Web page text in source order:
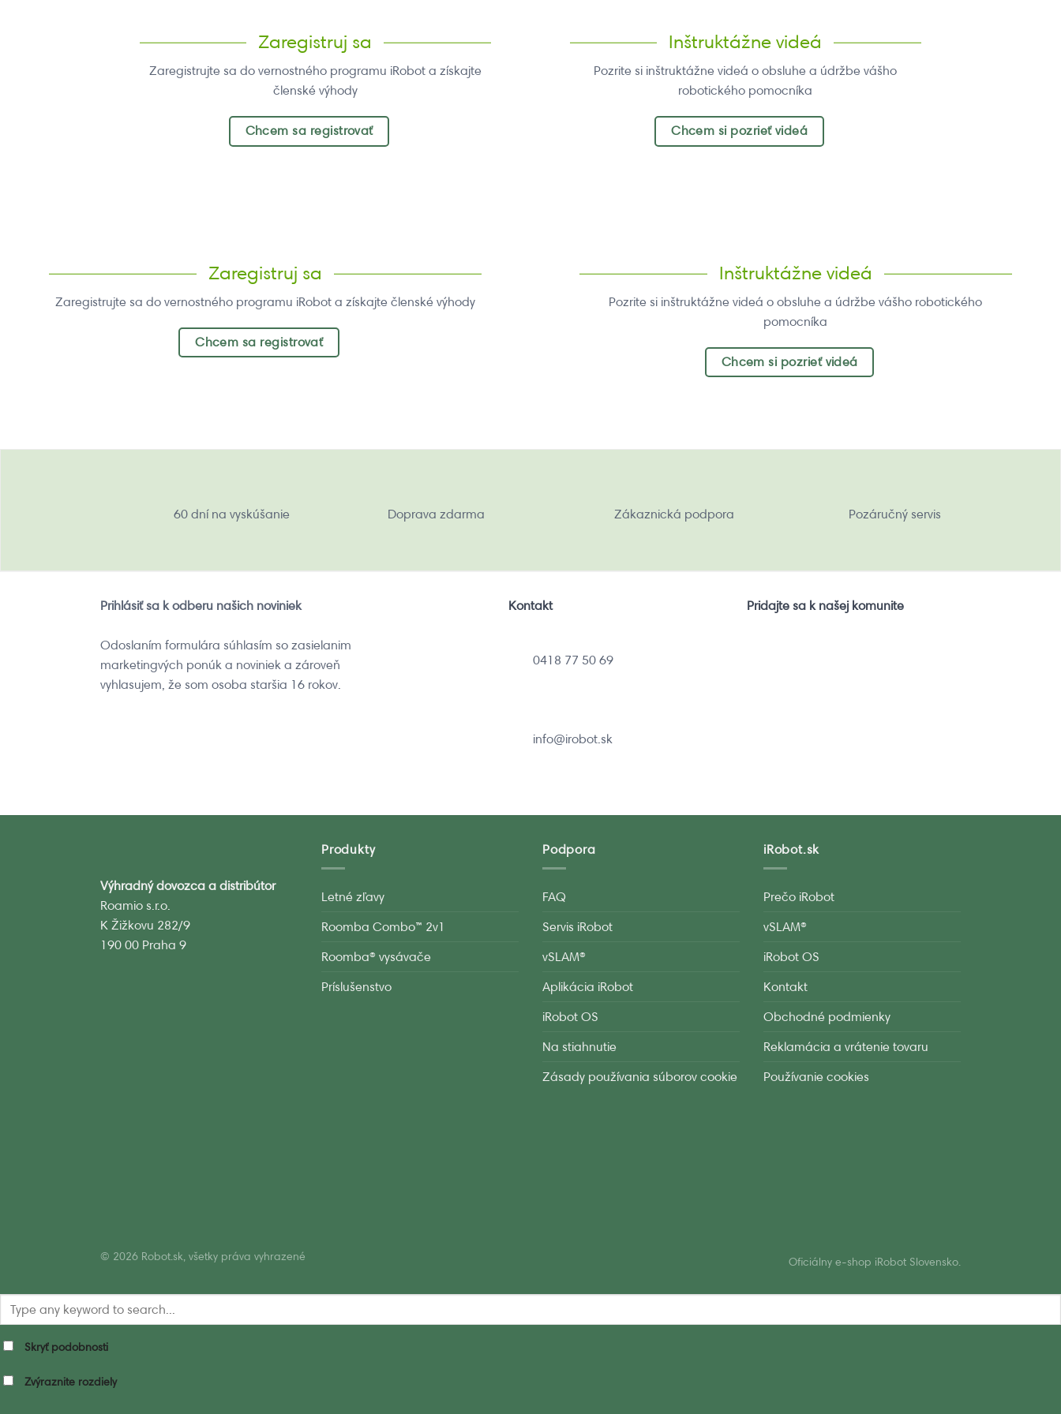
Zaregistruj sa
Zaregistrujte sa do vernostného programu iRobot a získajte
členské výhody
Chcem sa registrovať
Inštruktážne videá
Pozrite si inštruktážne videá o obsluhe a údržbe vášho
robotického pomocníka
Chcem si pozrieť videá
Zaregistruj sa
Zaregistrujte sa do vernostného programu iRobot a získajte členské výhody
Chcem sa registrovať
Inštruktážne videá
Pozrite si inštruktážne videá o obsluhe a údržbe vášho robotického
pomocníka
Chcem si pozrieť videá
60 dní na vyskúšanie Doprava zdarma Zákaznická podpora Pozáručný servis
Prihlásiť sa k odberu našich noviniek
Odoslaním formulára súhlasím so zasielanim
marketingvých ponúk a noviniek a zároveň
vyhlasujem, že som osoba staršia 16 rokov.
Kontakt
0418 77 50 69
info@irobot.sk
Pridajte sa k našej komunite
Výhradný dovozca a distribútor
Roamio s.r.o.
K Žižkovu 282/9
190 00 Praha 9
Produkty
Letné zľavy
Roomba Combo™ 2v1
Roomba® vysávače
Príslušenstvo
Podpora
FAQ
Servis iRobot
vSLAM®
Aplikácia iRobot
iRobot OS
Na stiahnutie
Zásady používania súborov cookie
iRobot.sk
Prečo iRobot
vSLAM®
iRobot OS
Kontakt
Obchodné podmienky
Reklamácia a vrátenie tovaru
Používanie cookies
Oficiálny e-shop iRobot Slovensko.
© 2026 Robot.sk, všetky práva vyhrazené
Skryť podobnosti
Zvýraznite rozdiely